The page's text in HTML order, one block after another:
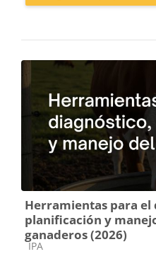
Herramientas para el
planificación y
ganaderos (2026)
Categoría de cursos
IPA